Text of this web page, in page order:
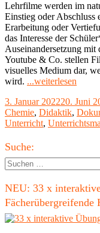
Lehrfilme werden im
Einstieg oder Abschluss
Erarbeitung oder
das Interesse der
Auseinandersetzung
Youtube & Co. stellen
visuelles Medium dar,
wird. ...weiterlesen
von
im
Veröffentlicht
am
3. Januar 202220. Juni
Chemie, Didaktik,
Unterricht,
Haupt-
Seitenleiste
Suche:
Suchen
nach:
NEU: 33 x
Fächerübergreifende